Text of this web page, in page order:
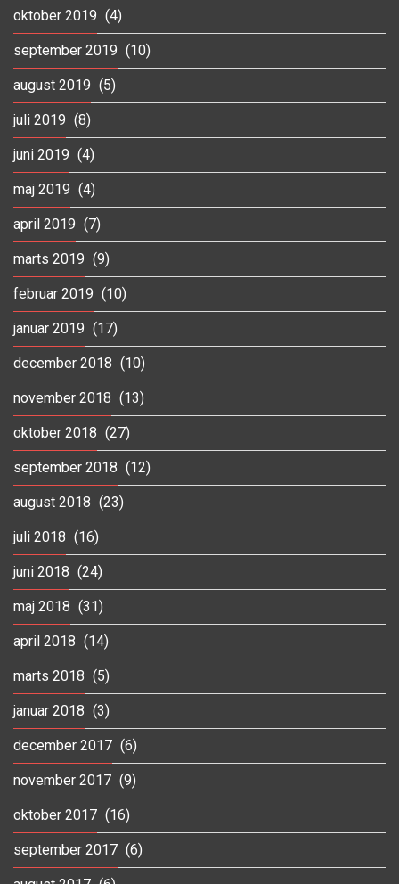
oktober 2019 (4)
september 2019 (10)
august 2019 (5)
juli 2019 (8)
juni 2019 (4)
maj 2019 (4)
april 2019 (7)
marts 2019 (9)
februar 2019 (10)
januar 2019 (17)
december 2018 (10)
november 2018 (13)
oktober 2018 (27)
september 2018 (12)
august 2018 (23)
juli 2018 (16)
juni 2018 (24)
maj 2018 (31)
april 2018 (14)
marts 2018 (5)
januar 2018 (3)
december 2017 (6)
november 2017 (9)
oktober 2017 (16)
september 2017 (6)